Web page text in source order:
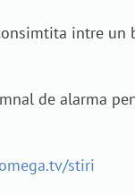
intre un
de alarma
stiri